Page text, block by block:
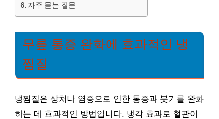
자주 묻는 질문
무릎 통증 완화에 효과적인 냉
찜질
냉찜질은 상처나 염증으로 인한 통증과 붓기를 완화
하는 데 효과적인 방법입니다. 냉각 효과로 혈관이